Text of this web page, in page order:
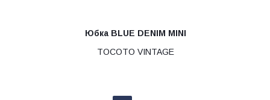
Юбка BLUE DENIM MINI
TOCOTO VINTAGE